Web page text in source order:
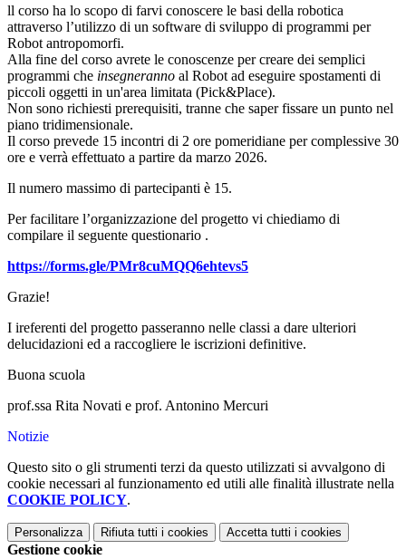
ll corso ha lo scopo di farvi conoscere le basi della robotica
attraverso l’utilizzo di un software di sviluppo di programmi per
Robot antropomorfi.
Alla fine del corso avrete le conoscenze per creare dei semplici
programmi che insegneranno al Robot ad eseguire spostamenti di
piccoli oggetti in un'area limitata (Pick&Place).
Non sono richiesti prerequisiti, tranne che saper fissare un punto nel
piano tridimensionale.
Il corso prevede 15 incontri di 2 ore pomeridiane per complessive 30
ore e verrà effettuato a partire da marzo 2026.
Il numero massimo di partecipanti è 15.
Per facilitare l’organizzazione del progetto vi chiediamo di
compilare il seguente questionario .
https://forms.gle/PMr8cuMQQ6ehtevs5
Grazie!
I ireferenti del progetto passeranno nelle classi a dare ulteriori
delucidazioni ed a raccogliere le iscrizioni definitive.
Buona scuola
prof.ssa Rita Novati e prof. Antonino Mercuri
Notizie
Questo sito o gli strumenti terzi da questo utilizzati si avvalgono di
cookie necessari al funzionamento ed utili alle finalità illustrate nella
COOKIE POLICY.
Personalizza Rifiuta tutti i cookies Accetta tutti i cookies
Gestione cookie